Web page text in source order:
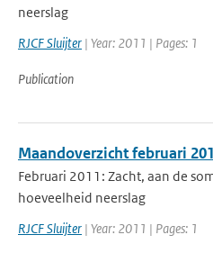
neerslag
RJCF Sluijter | Year: 2011 | Pages: 1
Publication
Maandoverzicht februari
Februari 2011: Zacht, aan de
hoeveelheid neerslag
RJCF Sluijter | Year: 2011 | Pages: 1